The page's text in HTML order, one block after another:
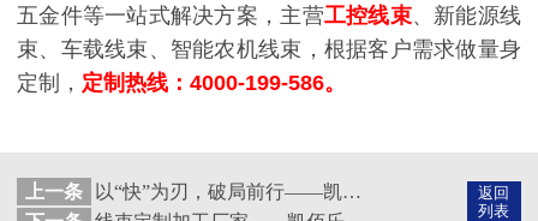
五金件等一站式解决方案，主营工控线束、新能源线
束、车载线束、智能农机线束，根据客户需求做量身
定制， 定制热线：4000-199-586。
返回
列表
上一条
以“快”为刃，破局前行——凯佰乐读书会共探运营新径